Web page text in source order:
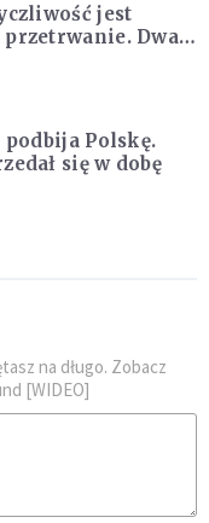
jest
przetrwanie. Dwa
[REPORTAŻ]
podbija Polskę.
się w dobę
na długo. Zobacz
[WIDEO]